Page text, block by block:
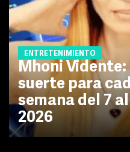
ENTRETENIMIENTO
Mhoni Vidente:
suerte para
semana del 7
2026